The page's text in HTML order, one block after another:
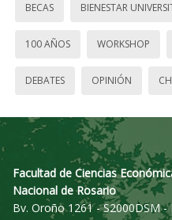
BECAS BIENESTAR
100 AÑOS WORKSHOP
DEBATES OPINIÓN
Facultad de Ciencias
Nacional de Rosario
Bv. Oroño 1261 - S2000DSM -